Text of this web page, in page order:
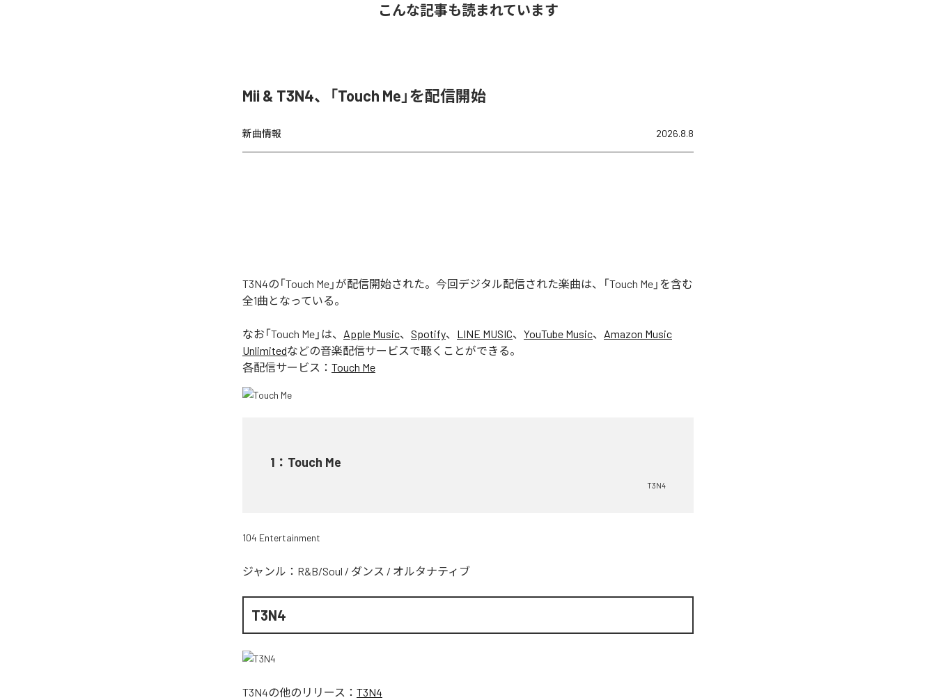
こんな記事も読まれています
Mii & T3N4、「Touch Me」を配信開始
新曲情報 2026.8.8
T3N4の「Touch Me」が配信開始された。今回デジタル配信された楽曲は、「Touch Me」を含む
全1曲となっている。
なお「Touch Me 」は、 Apple Music、 Spotify、 LINE MUSIC、 YouTube Music、 Amazon Music
Unlimitedなどの音楽配信サービスで聴くことができる。
各配信サービス： Touch Me
1 ： Touch Me
T3N4
104 Entertainment
ジャンル： R&B/Soul / ダンス / オルタナティブ
T3N4
T3N4の他のリリース： T3N4